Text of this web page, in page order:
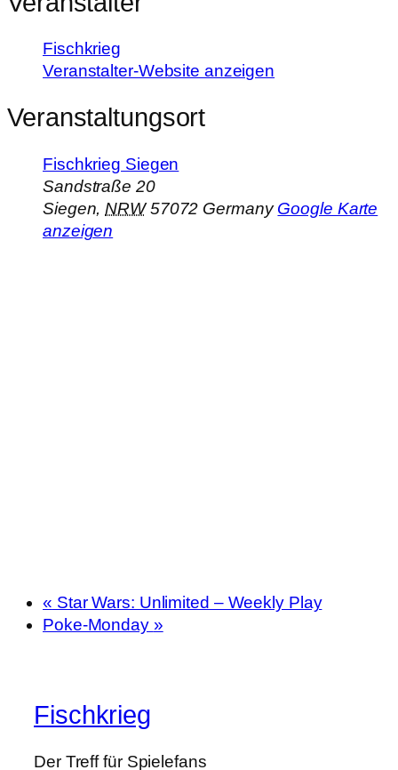
Fischkrieg
Veranstalter-Website anzeigen
Veranstaltungsort
Fischkrieg Siegen
Sandstraße 20
Siegen, NRW 57072 Germany Google Karte
anzeigen
« Star Wars: Unlimited – Weekly Play
Poke-Monday »
Fischkrieg
Der Treff für Spielefans